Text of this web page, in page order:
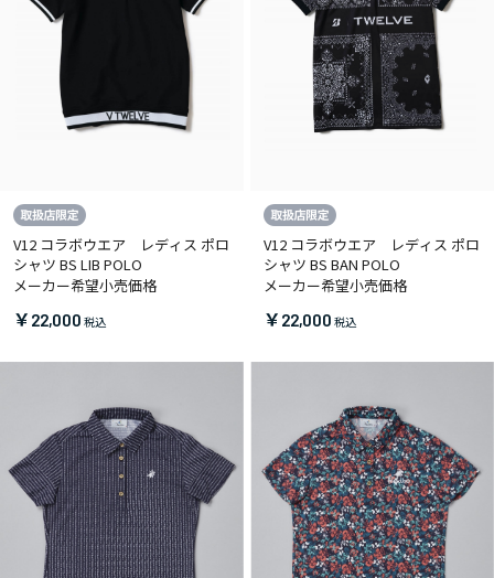
V12 コラボウエア レディス ポロ
シャツ BS LIB POLO
メーカー希望小売価格
￥22,000
V12 コラボウエア レディス ポロ
シャツ BS BAN POLO
メーカー希望小売価格
￥22,000